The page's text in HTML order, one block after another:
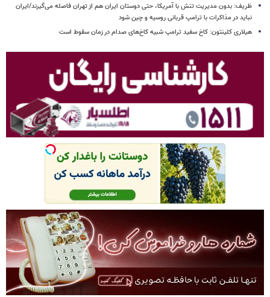
ظریف: بدون مدیریت تنش با آمریکا، حتی دوستان ایران هم از تهران فاصله می‌گیرند/ایران
نباید در مذاکرات با ترامپ قربانی روسیه و چین شود
هیلاری کلینتون: کاخ سفید ترامپ شبیه کاخ‌های صدام در زمان سقوط است